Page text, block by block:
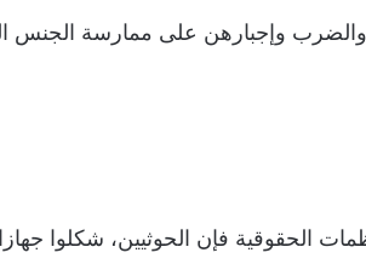
وإجبارهن على ممارسة الجنس
الحقوقية فإن الحوثيين، شكلوا